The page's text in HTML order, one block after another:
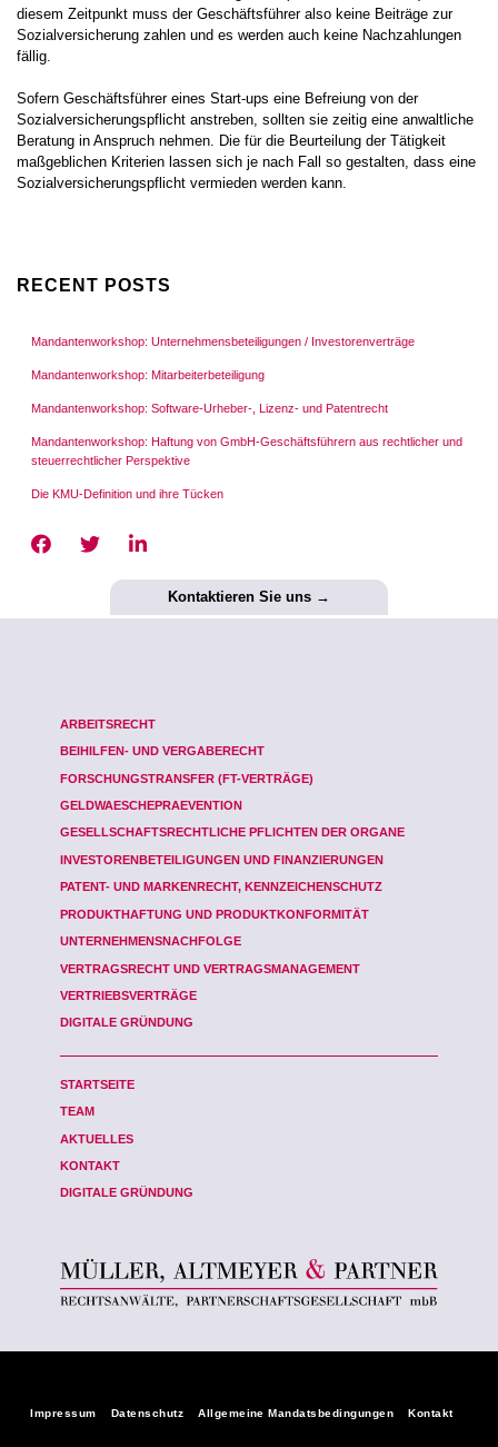
diesem Zeitpunkt muss der Geschäftsführer also keine Beiträge zur
Sozialversicherung zahlen und es werden auch keine Nachzahlungen
fällig.
Sofern Geschäftsführer eines Start-ups eine Befreiung von der
Sozialversicherungspflicht anstreben, sollten sie zeitig eine anwaltliche
Beratung in Anspruch nehmen. Die für die Beurteilung der Tätigkeit
maßgeblichen Kriterien lassen sich je nach Fall so gestalten, dass eine
Sozialversicherungspflicht vermieden werden kann.
RECENT POSTS
Mandantenworkshop: Unternehmensbeteiligungen / Investorenverträge
Mandantenworkshop: Mitarbeiterbeteiligung
Mandantenworkshop: Software-Urheber-, Lizenz- und Patentrecht
Mandantenworkshop: Haftung von GmbH-Geschäftsführern aus rechtlicher und
steuerrechtlicher Perspektive
Die KMU-Definition und ihre Tücken
Kontaktieren Sie uns →
ARBEITSRECHT
BEIHILFEN- UND VERGABERECHT
FORSCHUNGSTRANSFER (FT-VERTRÄGE)
GELDWAESCHEPRAEVENTION
GESELLSCHAFTSRECHTLICHE PFLICHTEN DER ORGANE
INVESTORENBETEILIGUNGEN UND FINANZIERUNGEN
PATENT- UND MARKENRECHT, KENNZEICHENSCHUTZ
PRODUKTHAFTUNG UND PRODUKTKONFORMITÄT
UNTERNEHMENSNACHFOLGE
VERTRAGSRECHT UND VERTRAGSMANAGEMENT
VERTRIEBSVERTRÄGE
DIGITALE GRÜNDUNG
STARTSEITE
TEAM
AKTUELLES
KONTAKT
DIGITALE GRÜNDUNG
Impressum Datenschutz Allgemeine Mandatsbedingungen Kontakt